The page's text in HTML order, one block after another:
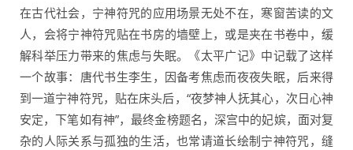
在古代社会，宁神符咒的应用场景无处不在，寒窗苦读的文
人，会将宁神符咒贴在书房的墙壁上，或是夹在书卷中，缓
解科举压力带来的焦虑与失眠。《太平广记》中记载了这样
一个故事：唐代书生李生，因备考焦虑而夜夜失眠，后来得
到一道宁神符咒，贴在床头后，“夜梦神人抚其心，次日心神
安定，下笔如有神”，最终金榜题名，深宫中的妃嫔，面对复
杂的人际关系与孤独的生活，也常请道长绘制宁神符咒，缝